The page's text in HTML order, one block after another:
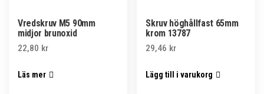
Vredskruv M5 90mm
midjor brunoxid
22,80 kr
Läs mer
Skruv höghållfast 65mm
krom 13787
29,46 kr
Lägg till i varukorg